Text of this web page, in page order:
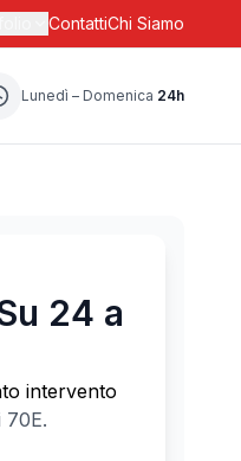
ContattiChi Siamo
Lunedì – Domenica 24h
24 a
intervento
70E.